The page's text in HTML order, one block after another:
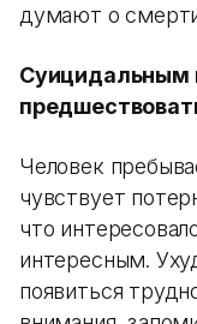
думают о
Суицидальным
Человек
чувствует
что
интересным.
появиться